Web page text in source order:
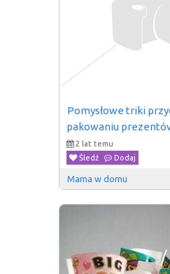
Pomysłowe triki
pakowaniu
2 lat temu
Śledź
Dodaj
Mama w domu